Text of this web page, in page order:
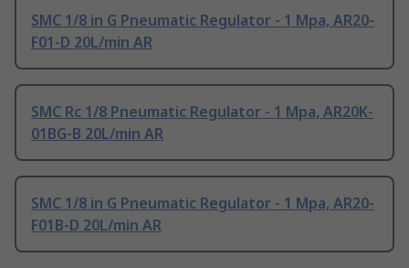
SMC 1/8 in G Pneumatic Regulator - 1 Mpa, AR20-
F01-D 20L/min AR
SMC Rc 1/8 Pneumatic Regulator - 1 Mpa, AR20K-
01BG-B 20L/min AR
SMC 1/8 in G Pneumatic Regulator - 1 Mpa, AR20-
F01B-D 20L/min AR